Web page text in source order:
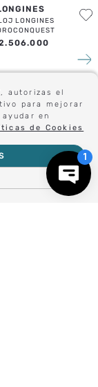
autorizas el
para mejorar
en
de Cookies
LONGINES
.506.000